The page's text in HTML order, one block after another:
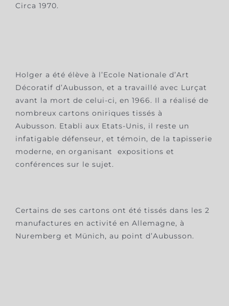
Circa 1970.
Holger a été élève à l’Ecole Nationale d’Art
Décoratif d’Aubusson, et a travaillé avec Lurçat
avant la mort de celui-ci, en 1966. Il a réalisé de
nombreux cartons oniriques tissés à
Aubusson. Etabli aux Etats-Unis, il reste un
infatigable défenseur, et témoin, de la tapisserie
moderne, en organisant expositions et
conférences sur le sujet.
Certains de ses cartons ont été tissés dans les 2
manufactures en activité en Allemagne, à
Nuremberg et Münich, au point d’Aubusson.